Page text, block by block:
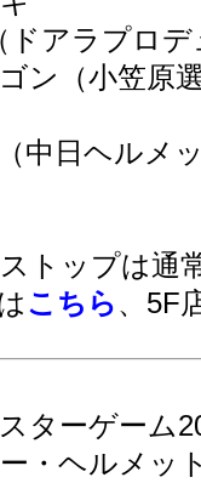
ドアラプロ
ン（小笠原
中日ヘルメ
トップは通
こちら、5F
ターゲーム
・ヘルメッ